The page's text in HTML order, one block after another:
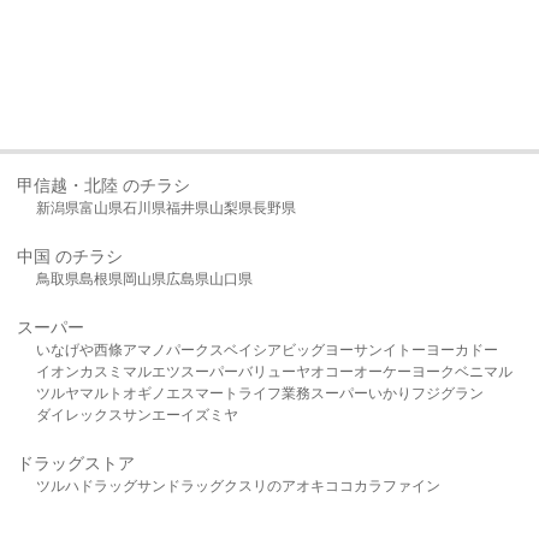
甲信越・北陸 のチラシ
新潟県富山県石川県福井県山梨県長野県
中国 のチラシ
鳥取県島根県岡山県広島県山口県
スーパー
いなげや西條アマノパークスベイシア ビッグヨーサンイトーヨーカドー
イオンカスミ マルエツスーパーバリューヤオコーオーケー ヨークベニマル
ツルヤマルト オギノ エスマート ライフ業務スーパーいかり フジグラン
ダイレックスサンエーイズミヤ
ドラッグストア
ツルハドラッグサンドラッグクスリのアオキ ココカラファイン